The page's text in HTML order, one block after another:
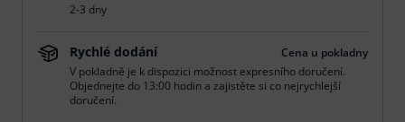
2-3 dny
Rychlé dodání
Cena u pokladny
V pokladně je k dispozici možnost expresního doručení.
Objednejte do 13:00 hodin a zajistěte si co nejrychlejší
doručení.